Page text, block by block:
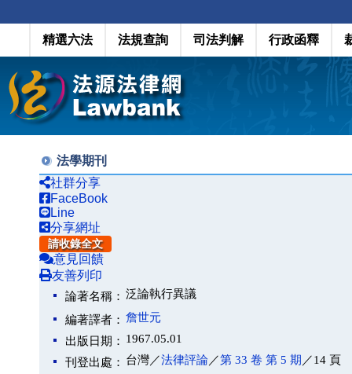
精選六法 法規查詢 司法判解 行政函釋
法學期刊
社群分享
FaceBook
Line
分享網址
請收錄全文
意見回饋
友善列印
論著名稱： 泛論執行異議
編著譯者： 詹世元
出版日期： 1967.05.01
刊登出處： 台灣／法律評論／第 33 卷 第 5 期 ／14 頁